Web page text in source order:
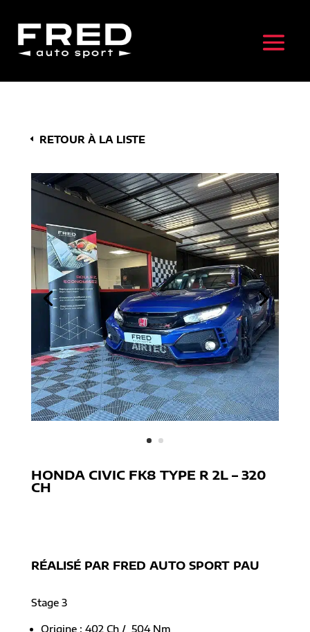
RETOUR À LA LISTE
HONDA CIVIC FK8 TYPE R 2L – 320
CH
RÉALISÉ PAR FRED AUTO SPORT PAU
Stage 3
Origine : 402 Ch / 504 Nm